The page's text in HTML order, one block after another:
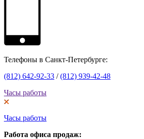
Телефоны в Санкт-Петербурге:
(812) 642-92-33 /(812) 939-42-48
Часы работы
Часы работы
Работа офиса продаж: